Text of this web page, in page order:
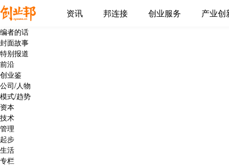
资讯 邦连接 创业服务 产业创
编者的话
封面故事
特别报道
前沿
创业鉴
公司/人物
模式/趋势
资本
技术
管理
起步
生活
专栏